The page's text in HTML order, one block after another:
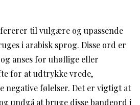
til vulgære og upassende
i arabisk sprog. Disse ord er
anses for uhøflige eller
for at udtrykke vrede,
negative følelser. Det er vigtigt at
undgå at bruge disse bandeord i